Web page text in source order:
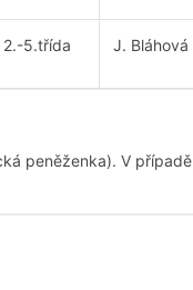
2.-5.třída J. Bláhová
peněženka). V